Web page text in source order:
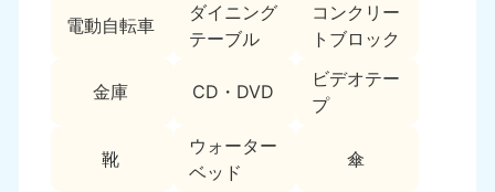
電動自転車
ダイニング
テーブル
コンクリー
トブロック
金庫 CD・DVD
ビデオテー
プ
靴
ウォーター
ベッド
傘
栃木県
050-1881-5270
茨城県
050-1881-5269
9:00〜19:00 年中無休
050-1881-5267
9:00〜19:00 年中無休